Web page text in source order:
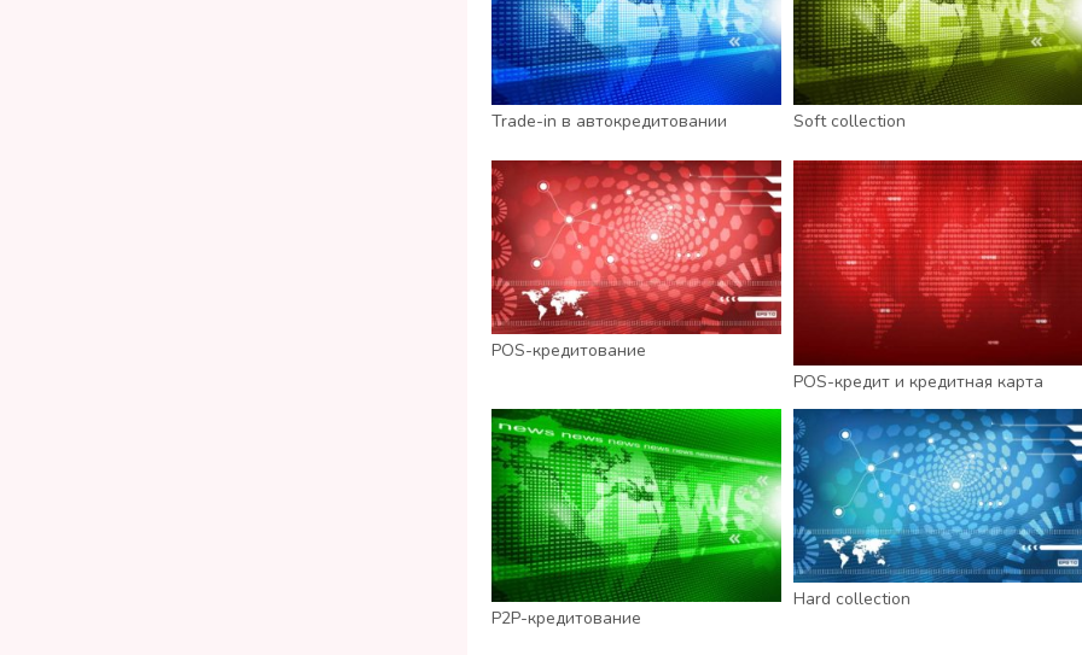
Trade-in в автокредитовании Soft collection
POS-кредитование
POS-кредит и кредитная карта
P2P-кредитование
Hard collection